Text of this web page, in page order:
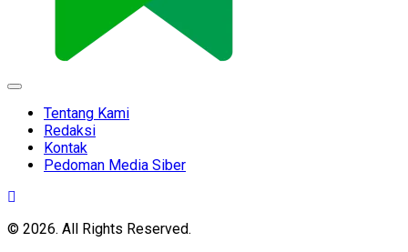
Expand
Tentang Kami
Redaksi
Kontak
Pedoman Media Siber
© 2026. All Rights Reserved.